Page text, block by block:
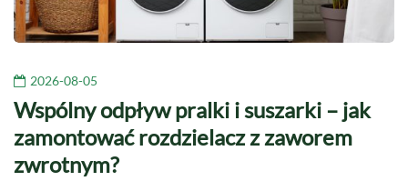
2026-08-05
Wspólny odpływ pralki i suszarki – jak
zamontować rozdzielacz z zaworem
zwrotnym?